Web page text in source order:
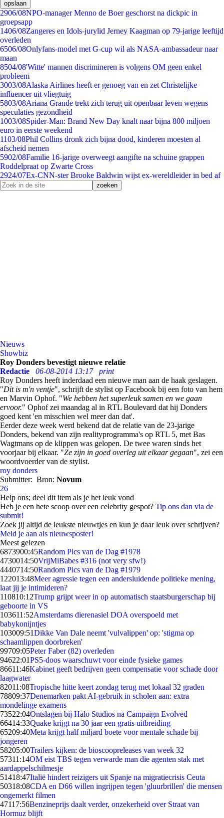
opslaan
2906/08NPO-manager Menno de Boer geschorst na dickpic in
groepsapp
1406/08Zangeres en Idols-jurylid Jerney Kaagman op 79-jarige leeftijd
overleden
6506/08Onlyfans-model met G-cup wil als NASA-ambassadeur naar
maan
8504/08'Witte' mannen discrimineren is volgens OM geen enkel
probleem
3003/08Alaska Airlines heeft er genoeg van en zet Christelijke
influencer uit vliegtuig
5803/08Ariana Grande trekt zich terug uit openbaar leven wegens
speculaties gezondheid
1003/08Spider-Man: Brand New Day knalt naar bijna 800 miljoen
euro in eerste weekend
1103/08Phil Collins dronk zich bijna dood, kinderen moesten al
afscheid nemen
5902/08Familie 16-jarige overweegt aangifte na schuine grappen
Roddelpraat op Zwarte Cross
2924/07Ex-CNN-ster Brooke Baldwin wijst ex-wereldleider in bed af
Nieuws
Showbiz
Roy Donders bevestigt nieuwe relatie
Redactie
06-08-2014 13:17
print
Roy Donders heeft inderdaad een nieuwe man aan de haak geslagen.
"Dit is m'n ventje", schrijft de stylist op Facebook bij een foto van hem
en Marvin Ophof. "We hebben het superleuk samen en we gaan
ervoor." Ophof zei maandag al in RTL Boulevard dat hij Donders
goed kent 'en misschien wel meer dan dat'.
Eerder deze week werd bekend dat de relatie van de 23-jarige
Donders, bekend van zijn realityprogramma's op RTL 5, met Bas
Wagtmans op de klippen was gelopen. De twee waren sinds het
voorjaar bij elkaar. "Ze zijn in goed overleg uit elkaar gegaan", zei een
woordvoerder van de stylist.
roy donders
Submitter: Bron: Novum
26
Help ons; deel dit item als je het leuk vond
Heb je een hete scoop over een celebrity gespot? Tip ons dan via de
submit!
Zoek jij altijd de leukste nieuwtjes en kun je daar leuk over schrijven?
Meld je aan als nieuwsposter!
Meest gelezen
6873900:45Random Pics van de Dag #1978
4730014:50VrijMiBabes #316 (not very sfw!)
4440714:50Random Pics van de Dag #1979
122013:48Meer agressie tegen een andersluidende politieke mening,
laat jij je intimideren?
110810:12Trump grijpt weer in op automatisch staatsburgerschap bij
geboorte in VS
103611:52Amsterdams dierenasiel DOA overspoeld met
babykonijntjes
103009:51Dikke Van Dale neemt 'vulvalippen' op: 'stigma op
schaamlippen doorbreken'
99709:05Peter Faber (82) overleden
94622:01PS5-doos waarschuwt voor einde fysieke games
86611:46Kabinet geeft bedrijven geen compensatie voor schade door
laagwater
82011:08Tropische hitte keert zondag terug met lokaal 32 graden
78809:37Denemarken pakt AI-gebruik in scholen aan: extra
mondelinge examens
73522:04Ontslagen bij Halo Studios na Campaign Evolved
66414:33Quake krijgt na 30 jaar een gratis uitbreiding
65209:40Meta krijgt half miljard boete voor mentale schade bij
jongeren
58205:00Trailers kijken: de bioscoopreleases van week 32
57311:14OM eist TBS tegen verwarde man die agenten stak met
aardappelschilmesje
51418:47Italië hindert reizigers uit Spanje na migratiecrisis Ceuta
50318:08CDA en D66 willen ingrijpen tegen 'gluurbrillen' die mensen
ongemerkt filmen
47117:56Benzineprijs daalt verder, onzekerheid over Straat van
Hormuz blijft